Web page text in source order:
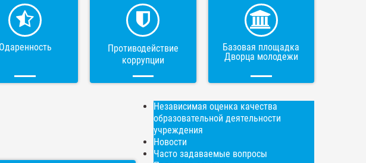
Одаренность
Противодействие
коррупции
Базовая площадка
Дворца молодежи
Независимая оценка качества
образовательной деятельности
учреждения
Новости
Часто задаваемые вопросы